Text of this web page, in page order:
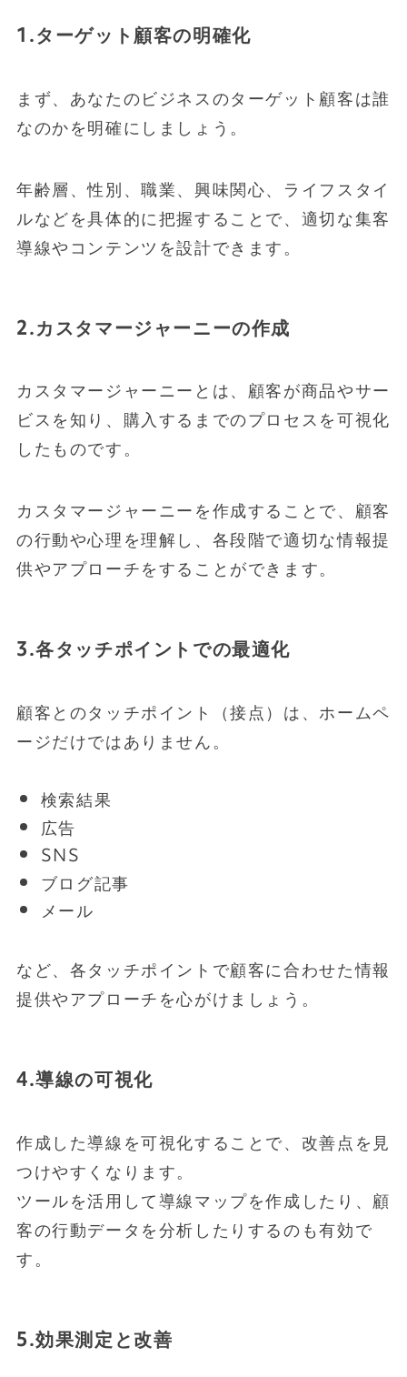
1.ターゲット顧客の明確化
まず、あなたのビジネスのターゲット顧客は誰
なのかを明確にしましょう。
年齢層、性別、職業、興味関心、ライフスタイ
ルなどを具体的に把握することで、適切な集客
導線やコンテンツを設計できます。
2.カスタマージャーニーの作成
カスタマージャーニーとは、顧客が商品やサー
ビスを知り、購入するまでのプロセスを可視化
したものです。
カスタマージャーニーを作成することで、顧客
の行動や心理を理解し、各段階で適切な情報提
供やアプローチをすることができます。
3.各タッチポイントでの最適化
顧客とのタッチポイント（接点）は、ホームペ
ージだけではありません。
検索結果
広告
SNS
ブログ記事
メール
など、各タッチポイントで顧客に合わせた情報
提供やアプローチを心がけましょう。
4.導線の可視化
作成した導線を可視化することで、改善点を見
つけやすくなります。
ツールを活用して導線マップを作成したり、顧
客の行動データを分析したりするのも有効で
す。
5.効果測定と改善